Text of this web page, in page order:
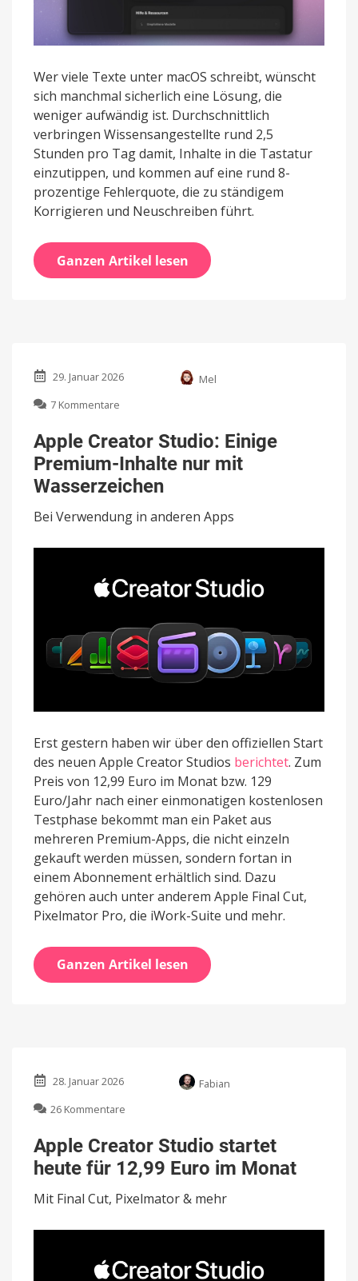
Wer viele Texte unter macOS schreibt, wünscht
sich manchmal sicherlich eine Lösung, die
weniger aufwändig ist. Durchschnittlich
verbringen Wissensangestellte rund 2,5
Stunden pro Tag damit, Inhalte in die Tastatur
einzutippen, und kommen auf eine rund 8-
prozentige Fehlerquote, die zu ständigem
Korrigieren und Neuschreiben führt.
Ganzen Artikel lesen
29. Januar 2026
Mel
7 Kommentare
Creator
Studio:
Einige
Premium-
Inhalte
nur
mit
Apple Creator Studio: Einige
Premium-Inhalte nur mit
Wasserzeichen
Bei Verwendung in anderen Apps
Erst gestern haben wir über den offiziellen Start
des neuen Apple Creator Studios berichtet. Zum
Preis von 12,99 Euro im Monat bzw. 129
Euro/Jahr nach einer einmonatigen kostenlosen
Testphase bekommt man ein Paket aus
mehreren Premium-Apps, die nicht einzeln
gekauft werden müssen, sondern fortan in
einem Abonnement erhältlich sind. Dazu
gehören auch unter anderem Apple Final Cut,
Pixelmator Pro, die iWork-Suite und mehr.
Ganzen Artikel lesen
28. Januar 2026
Fabian
26 Kommentare
Creator
Studio
startet
für
Euro
Monat
Apple Creator Studio startet
heute für 12,99 Euro im Monat
Mit Final Cut, Pixelmator & mehr